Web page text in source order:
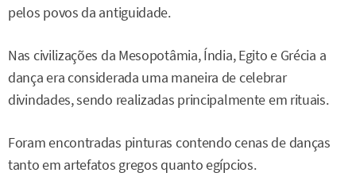
pelos povos da antiguidade.
Nas civilizações da Mesopotâmia, Índia, Egito e Grécia a
dança era considerada uma maneira de celebrar
divindades, sendo realizadas principalmente em rituais.
Foram encontradas pinturas contendo cenas de danças
tanto em artefatos gregos quanto egípcios.